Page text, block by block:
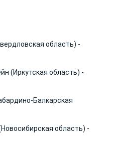
область) -
(Иркутская область) -
Балкарская
область) -